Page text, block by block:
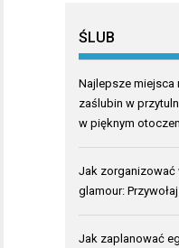
ŚLUB
Najlepsze miejsca
zaślubin w
w pięknym
Jak zorganizować
glamour:
Jak zaplanować